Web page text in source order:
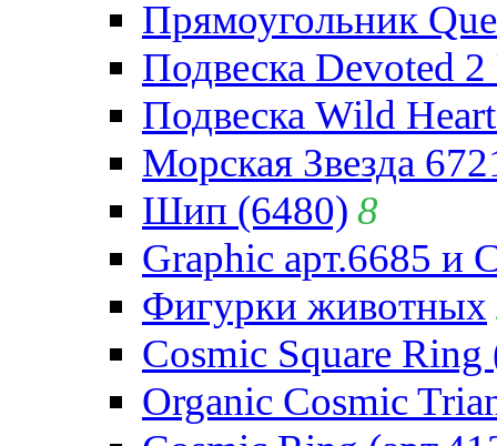
Прямоугольник
Подвеска Devoted
Подвеска Wild
Морская Звезда
Шип (6480) 8
Graphic арт.6685 и
Фигурки животных
Cosmic Square Ring
Organic Cosmic